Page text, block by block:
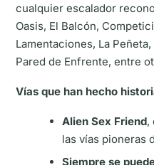
cualquier escalador
Oasis, El Balcón,
Lamentaciones, La
Pared de Enfrente, entre
Vías que han hecho
Alien Sex Friend,
las vías pioneras
Siempre se